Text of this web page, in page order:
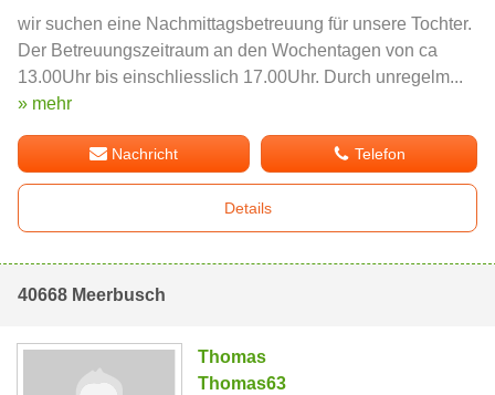
wir suchen eine Nachmittagsbetreuung für unsere Tochter.
Der Betreuungszeitraum an den Wochentagen von ca
13.00Uhr bis einschliesslich 17.00Uhr. Durch unregelm...
» mehr
Nachricht Telefon
Details
40668 Meerbusch
Thomas
Thomas63